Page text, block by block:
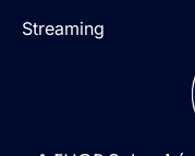
Streaming